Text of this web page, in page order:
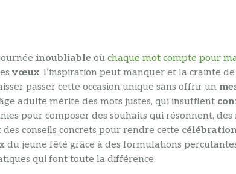
inoubliable où chaque mot compte pour
vœux, l’inspiration peut manquer et la crainte de
passer cette occasion unique sans offrir un
adulte mérite des mots justes, qui insufflent
pour composer des souhaits qui résonnent, des
conseils concrets pour rendre cette
jeune fêté grâce à des formulations
qui font toute la différence.